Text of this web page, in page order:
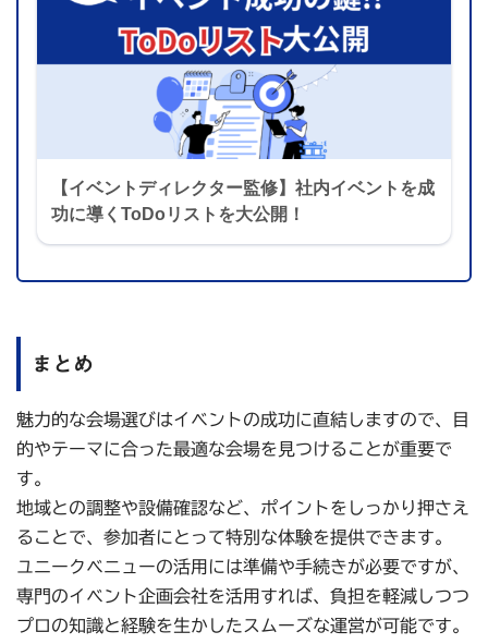
【イベントディレクター監修】社内イベントを成
功に導くToDoリストを大公開！
まとめ
魅力的な会場選びはイベントの成功に直結しますので、目
的やテーマに合った最適な会場を見つけることが重要で
す。
地域との調整や設備確認など、ポイントをしっかり押さえ
ることで、参加者にとって特別な体験を提供できます。
ユニークベニューの活用には準備や手続きが必要ですが、
専門のイベント企画会社を活用すれば、負担を軽減しつつ
プロの知識と経験を生かしたスムーズな運営が可能です。